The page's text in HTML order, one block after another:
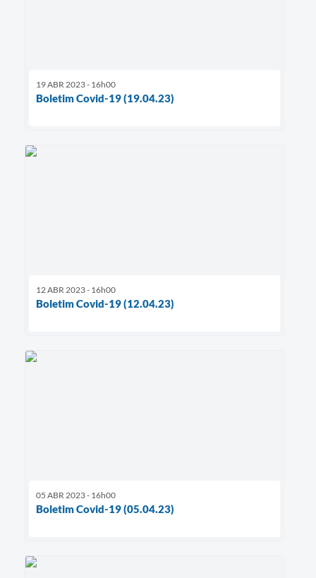
19 ABR 2023 - 16h00
Boletim Covid-19 (19.04.23)
12 ABR 2023 - 16h00
Boletim Covid-19 (12.04.23)
05 ABR 2023 - 16h00
Boletim Covid-19 (05.04.23)